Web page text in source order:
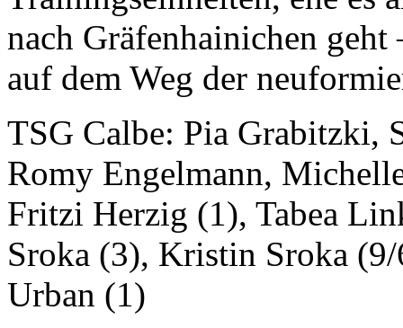
nach Gräfenhainichen
auf dem Weg der
TSG Calbe: Pia Grabitzki,
Romy Engelmann,
Fritzi Herzig (1), Tabea
Sroka (3), Kristin Sroka
Urban (1)